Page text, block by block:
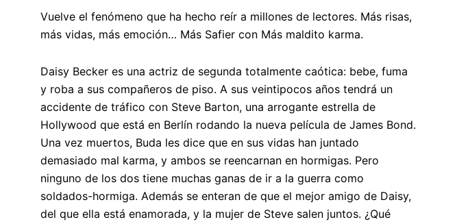
Vuelve el fenómeno que ha hecho reír a millones de lectores. Más risas,
más vidas, más emoción… Más Safier con Más maldito karma.
Daisy Becker es una actriz de segunda totalmente caótica: bebe, fuma
y roba a sus compañeros de piso. A sus veintipocos años tendrá un
accidente de tráfico con Steve Barton, una arrogante estrella de
Hollywood que está en Berlín rodando la nueva película de James Bond.
Una vez muertos, Buda les dice que en sus vidas han juntado
demasiado mal karma, y ambos se reencarnan en hormigas. Pero
ninguno de los dos tiene muchas ganas de ir a la guerra como
soldados-hormiga. Además se enteran de que el mejor amigo de Daisy,
del que ella está enamorada, y la mujer de Steve salen juntos. ¿Qué